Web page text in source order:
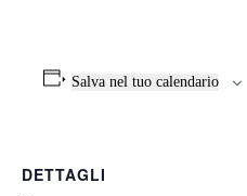
Salva nel tuo calendario
DETTAGLI